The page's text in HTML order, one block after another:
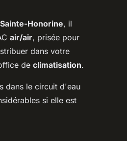
Honorine, il
air/air, prisée pour
dans votre
de climatisation.
dans le circuit d'eau
si elle est